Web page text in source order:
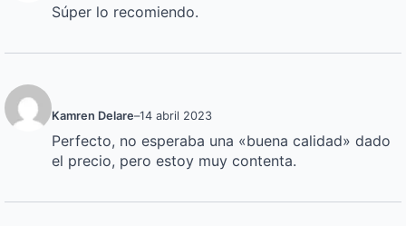
Súper lo recomiendo.
Kamren Delare–14 abril 2023
Perfecto, no esperaba una «buena calidad» dado
el precio, pero estoy muy contenta.